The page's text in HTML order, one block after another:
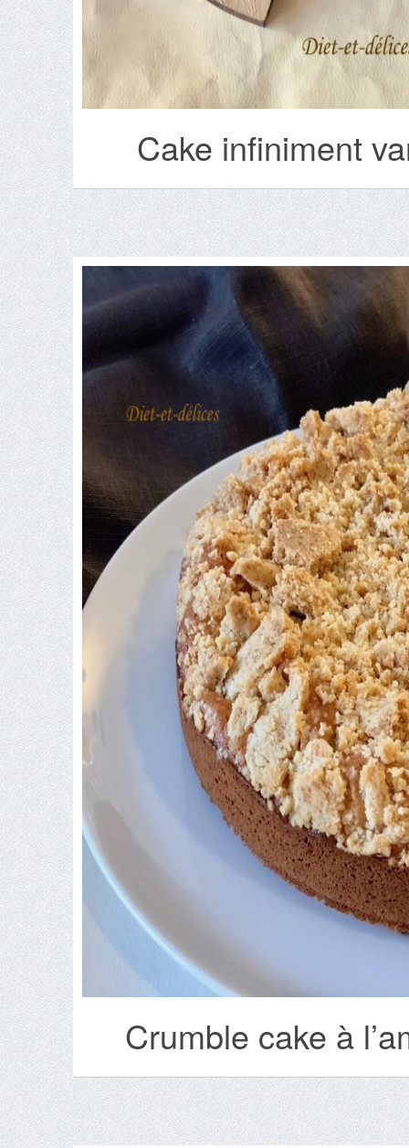
Cake infiniment
Crumble cake à